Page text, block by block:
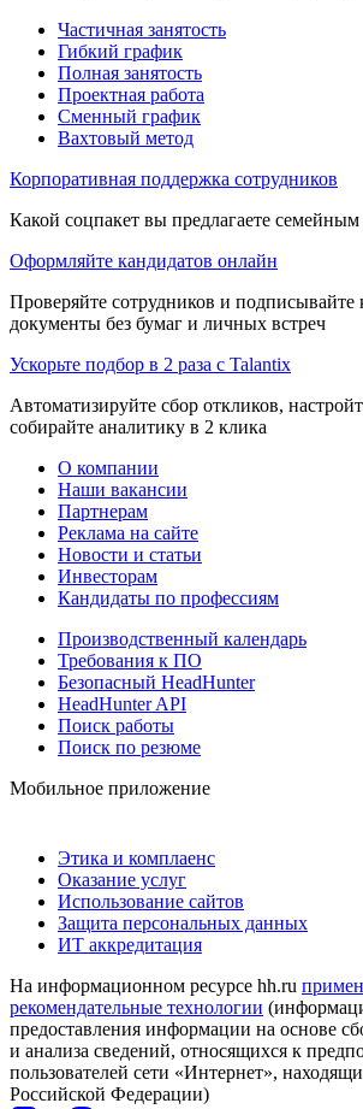
Частичная занятость
Гибкий график
Полная занятость
Проектная работа
Сменный график
Вахтовый метод
Корпоративная поддержка сотрудников
Какой соцпакет вы предлагаете
Оформляйте кандидатов онлайн
Проверяйте сотрудников и подписывайте
документы без бумаг и личных встреч
Ускорьте подбор в 2 раза с Talantix
Автоматизируйте сбор откликов,
собирайте аналитику в 2 клика
О компании
Наши вакансии
Партнерам
Реклама на сайте
Новости и статьи
Инвесторам
Кандидаты по профессиям
Производственный календарь
Требования к ПО
Безопасный HeadHunter
HeadHunter API
Поиск работы
Поиск по резюме
Мобильное приложение
Этика и комплаенс
Оказание услуг
Использование сайтов
Защита персональных данных
ИТ аккредитация
На информационном ресурсе hh.ru
рекомендательные технологии
предоставления информации на основе
и анализа сведений, относящихся к
пользователей сети «Интернет»,
Российской Федерации)